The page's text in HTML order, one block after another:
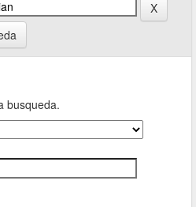
busqueda.